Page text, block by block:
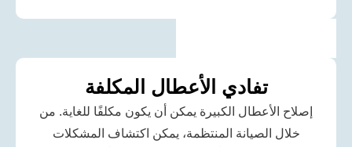
تفادي الأعطال المكلفة
الأعطال الكبيرة يمكن أن يكون مكلفًا للغاية. من
الصيانة المنتظمة، يمكن اكتشاف المشكلات